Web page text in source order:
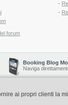
forum
-
-
Booking Blog
Naviga
QNT S.r.l. Socio
ai propri clienti la